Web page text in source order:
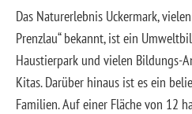
Das Naturerlebnis Uckermark,
Prenzlau“ bekannt, ist ein
Haustierpark und vielen Bildungs-
Kitas. Darüber hinaus ist es ein
Familien. Auf einer Fläche von 12